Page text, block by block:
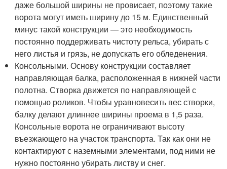
даже большой ширины не провисает, поэтому такие
ворота могут иметь ширину до 15 м. Единственный
минус такой конструкции — это необходимость
постоянно поддерживать чистоту рельса, убирать с
него листья и грязь, не допускать его обледенения.
Консольными. Основу конструкции составляет
направляющая балка, расположенная в нижней части
полотна. Створка движется по направляющей с
помощью роликов. Чтобы уравновесить вес створки,
балку делают длиннее ширины проема в 1,5 раза.
Консольные ворота не ограничивают высоту
въезжающего на участок транспорта. Так как они не
контактируют с наземными элементами, под ними не
нужно постоянно убирать листву и снег.